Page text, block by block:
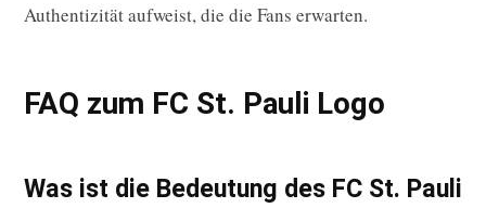
Authentizität aufweist, die die Fans erwarten.
FAQ zum FC St. Pauli Logo
Was ist die Bedeutung des FC St. Pauli